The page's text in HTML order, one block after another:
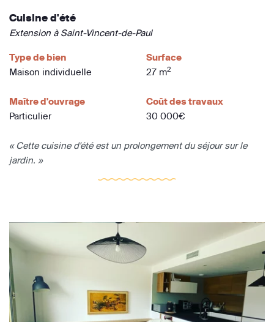
Cuisine d'été
Extension à Saint-Vincent-de-Paul
Type de bien
Maison individuelle
Surface
27 m2
Maître d'ouvrage
Particulier
Coût des travaux
30 000€
« Cette cuisine d'été est un prolongement du séjour sur le
jardin. »